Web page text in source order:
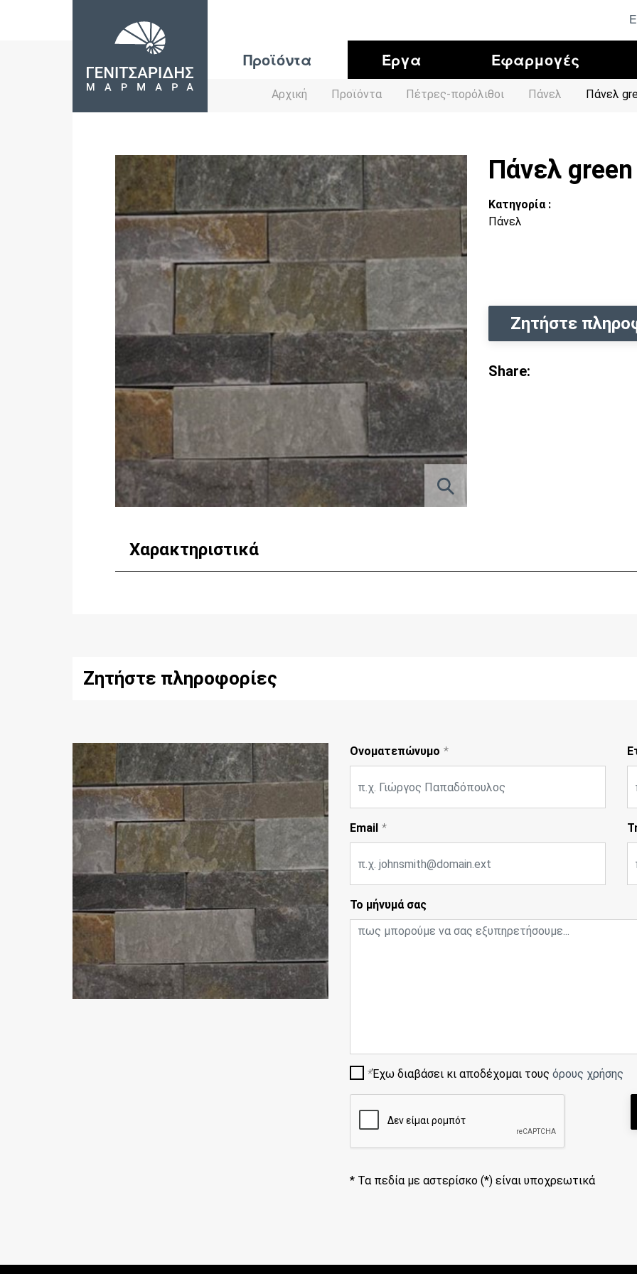
Προϊόντα Έργα Εφαρμογές
Αρχική Προϊόντα Πέτρες-πορόλιθοι Πάνελ Πάνελ
Πάνελ
Κατηγορία :
Πάνελ
Ζητήστε
Share:
Χαρακτηριστικά
Ζητήστε πληροφορίες
Ονοματεπώνυμο
Email
Το μήνυμά σας
Έχω διαβάσει κι αποδέχομαι τους όρους χρήσης
*Τα πεδία με αστερίσκο (*) είναι υποχρεωτικά